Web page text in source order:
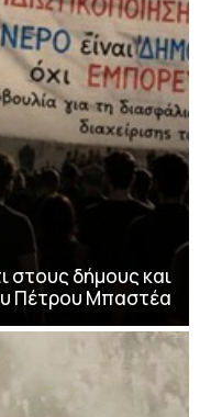
στους δήμους και
Πέτρου Μπαστέα